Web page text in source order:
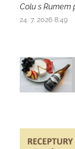
Colu s Rumem
24. 7. 2026 8:49